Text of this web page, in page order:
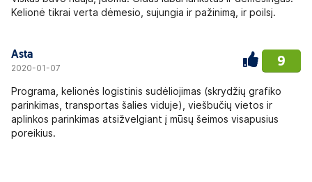
Kelionė tikrai verta dėmesio, sujungia ir pažinimą, ir poilsį.
Asta
2020-01-07 9
Programa, kelionės logistinis sudėliojimas (skrydžių grafiko
parinkimas, transportas šalies viduje), viešbučių vietos ir
aplinkos parinkimas atsižvelgiant į mūsų šeimos visapusius
poreikius.